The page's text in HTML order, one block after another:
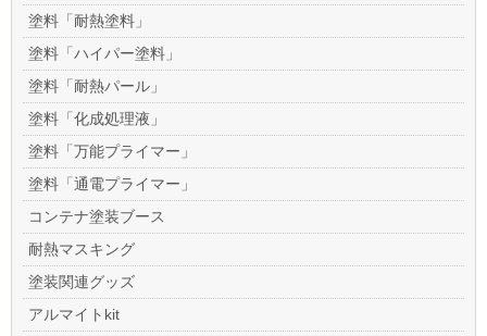
塗料「耐熱塗料」
塗料「ハイパー塗料」
塗料「耐熱パール」
塗料「化成処理液」
塗料「万能プライマー」
塗料「通電プライマー」
コンテナ塗装ブース
耐熱マスキング
塗装関連グッズ
アルマイトkit